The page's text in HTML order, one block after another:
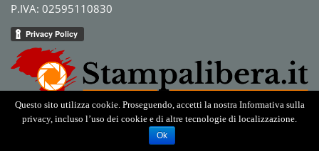
P.IVA: 02595110830
Questo sito utilizza cookie. Proseguendo, accetti la nostra Informativa sulla
privacy, incluso l’uso dei cookie e di altre tecnologie di localizzazione.
Ok